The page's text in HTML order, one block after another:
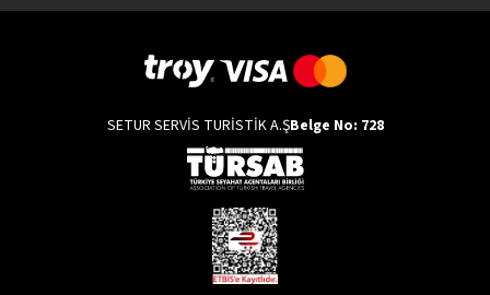
SETUR SERVİS TURİSTİK A.ŞBelge No: 728